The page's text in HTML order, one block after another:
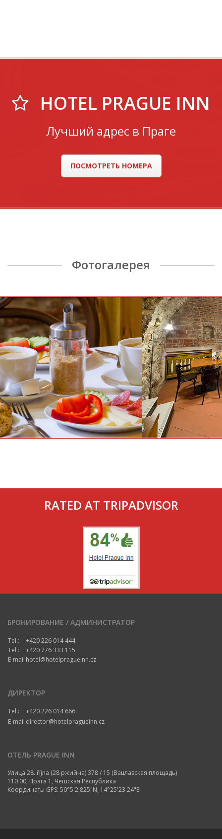
HOTEL PRAGUE INN
Лучший адрес в Праге
ПОСМОТРЕТЬ НОМЕРА
Фотогалерея
RATED AT TRIPADVISOR
БРОНИРОВАНИЕ / АДМИНИСТРАТОР
Tel.:
+420 226 014 444
Tel.:
+420 776 333 115
E-mail hotel@hotelpragueinn.cz
ДИРЕКТОР
Tel.:
+420 226 014 666
E-mail director@hotelpragueinn.cz
ОТЕЛЬ PRAGUE INN
Улица 28. října (28 ржийна) 378 / 15 (Вацлавская площадь)
110 00, Прага 1, Чешская Республика
Координаты GPS: 50°5'2.825"N, 14°25'23.24"E